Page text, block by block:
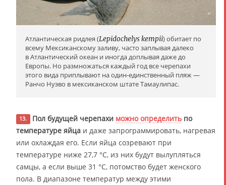
Атлантическая ридлея (Lepidochelys kempii) обитает по
всему Мексиканскому заливу, часто заплывая далеко
в Атлантический океан и иногда доплывая даже до
Европы. Но размножаться каждый год все черепахи
этого вида приплывают на один-единственный пляж —
Ранчо Нуэво в мексиканском штате Тамаулипас.
13. Пол будущей черепахи можно определитьпо
температуре яйца и даже запрограммировать, нагревая
или охлаждая его. Если яйца созревают при
температуре ниже 27,7 °C, из них будут вылупляться
самцы, а если выше 31 °C, потомство будет женского
пола. В диапазоне температур между этими